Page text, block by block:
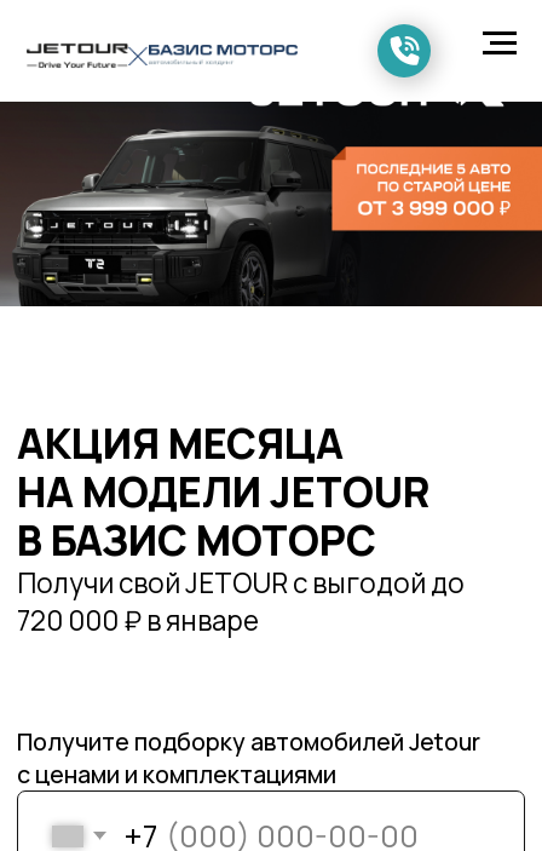
АКЦИЯ МЕСЯЦА
720 000 ₽ в январе
Получите подборку автомобилей Jetour
с ценами и комплектациями
+7
с политикой обработки персональных данных и даете согласие
на обработку персональных данных